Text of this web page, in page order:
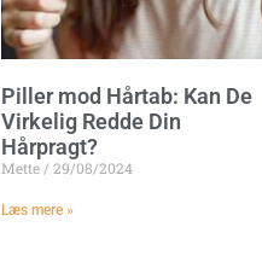
Piller mod Hårtab: Kan De
Virkelig Redde Din
Hårpragt?
Mette 29/08/2024
Læs mere »